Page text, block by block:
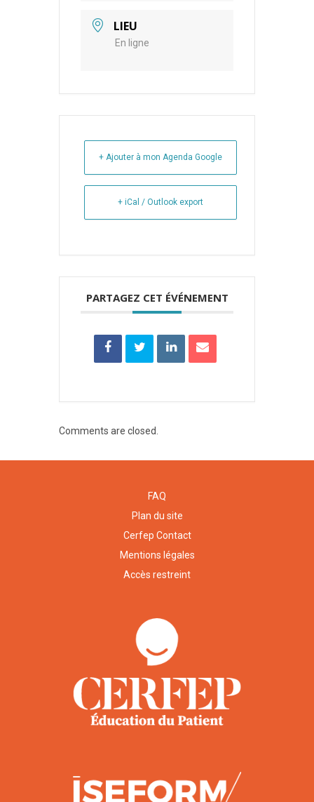
LIEU
En ligne
+ Ajouter à mon Agenda Google
+ iCal / Outlook export
PARTAGEZ CET ÉVÉNEMENT
Comments are closed.
FAQ
Plan du site
Cerfep Contact
Mentions légales
Accès restreint